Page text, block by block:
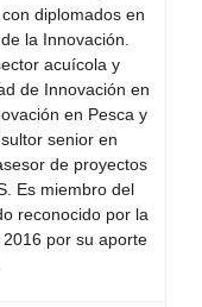
diplomados en
la Innovación.
acuícola y
de Innovación en
en Pesca y
senior en
de proyectos
Es miembro del
reconocido por la
por su aporte